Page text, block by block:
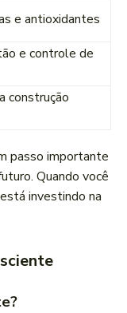
e antioxidantes
e controle de
construção
passo importante
Quando você
investindo na